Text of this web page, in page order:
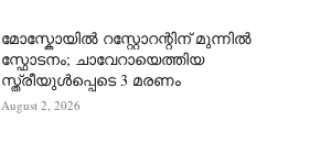
മോസ്കോയിൽ റസ്റ്റോറന്റിന് മുന്നിൽ
സ്ഫോടനം; ചാവേറായെത്തിയ
സ്ത്രീയുൾപ്പെടെ 3 മരണം
August 2, 2026